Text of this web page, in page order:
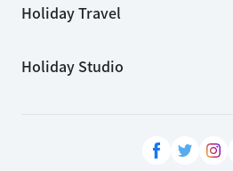
Holiday Travel
Holiday Studio